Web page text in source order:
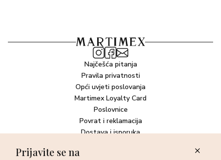
Najčešća pitanja
Pravila privatnosti
Opći uvjeti poslovanja
Martimex Loyalty Card
Poslovnice
Povrat i reklamacija
Dostava i isporuka
Prijavite se na